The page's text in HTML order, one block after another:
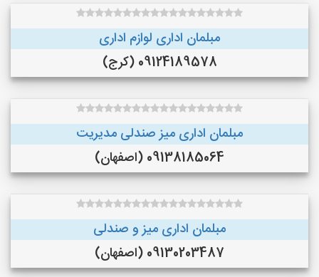
مبلمان اداری لوازم اداری
09124189578 (کرج)
مبلمان اداری میز صندلی مدیریت
09138185064 (اصفهان)
مبلمان اداری میز و صندلی
09130203487 (اصفهان)